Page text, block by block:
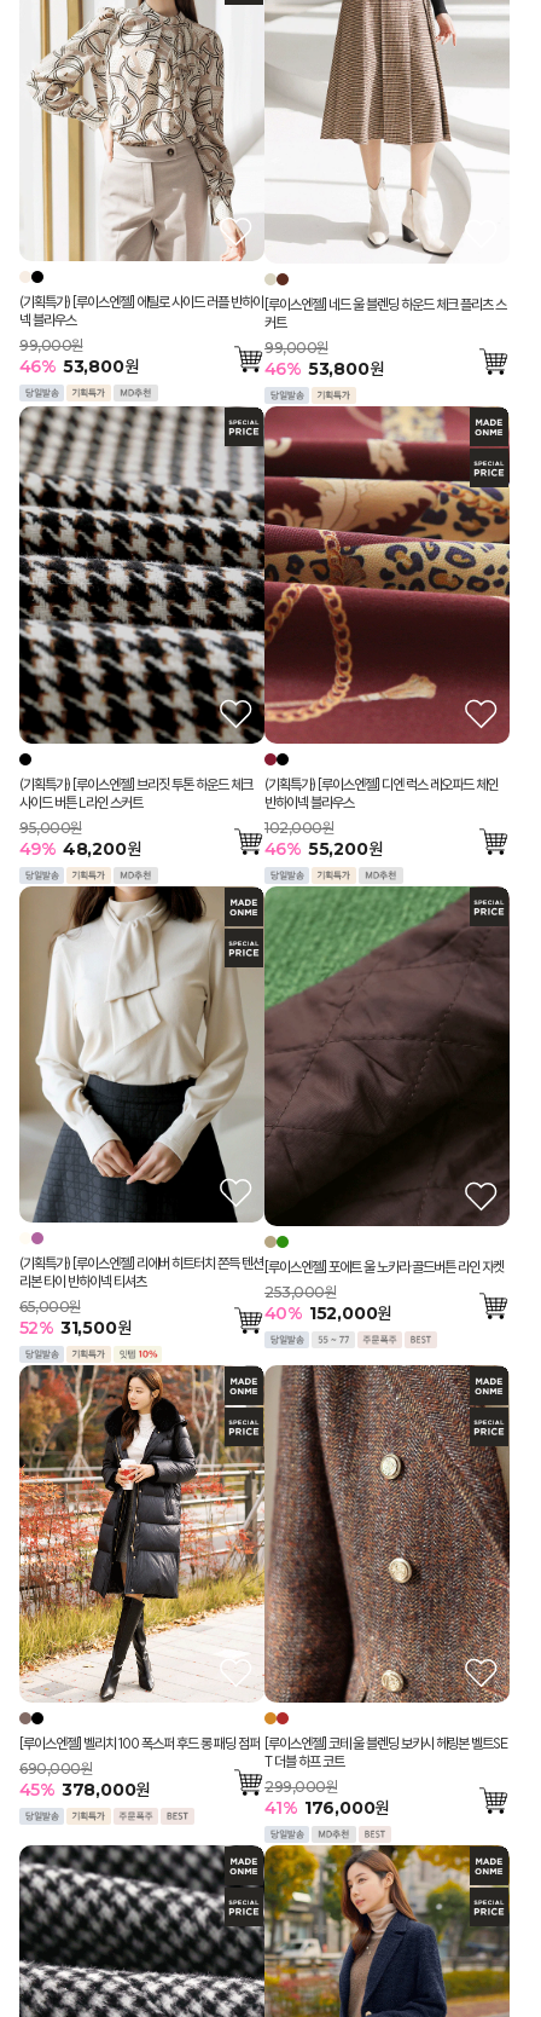
(기획특가) [루이스엔젤] 에틸로 사이드 러플 반하이
넥 블라우스
99,000원
46% 53,800원
[루이스엔젤] 네드 울 블렌딩 하운드 체크 플리츠 스
커트
99,000원
46% 53,800원
(기획특가) [루이스엔젤] 브리짓 투톤 하운드 체크
사이드 버튼 L라인 스커트
95,000원
49% 48,200원
(기획특가) [루이스엔젤] 디엔 럭스 레오파드 체인
반하이넥 블라우스
102,000원
46% 55,200원
(기획특가) [루이스엔젤] 리에버 히트터치 쫀득 텐션
리본 타이 반하이넥 티셔츠
65,000원
52% 31,500원
[루이스엔젤] 포에트 울 노카라 골드버튼 라인 자켓
253,000원
40% 152,000원
[루이스엔젤] 벨리치 100 폭스퍼 후드 롱 패딩 점퍼
690,000원
45% 378,000원
[루이스엔젤] 코테 울 블렌딩 보카시 헤링본 벨트SE
T 더블 하프 코트
299,000원
41% 176,000원